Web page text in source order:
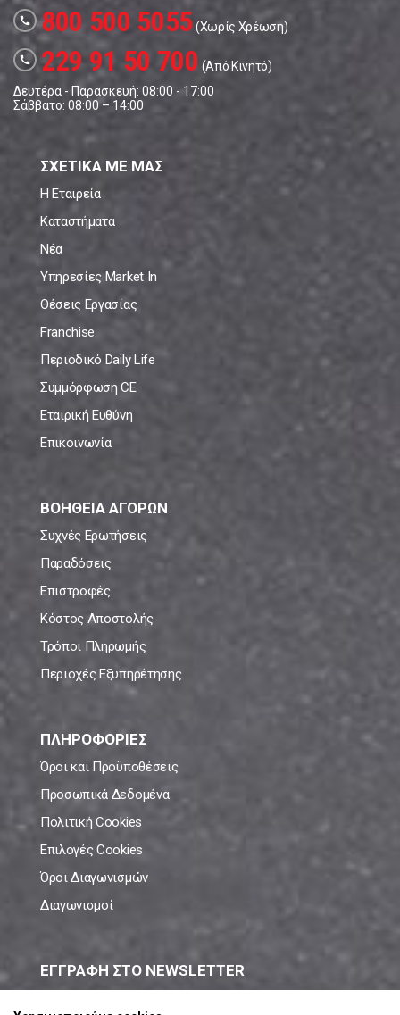
call 800 500 5055(Χωρίς Χρέωση)
call 229 91 50 700 (Από Κινητό)
Δευτέρα - Παρασκευή: 08:00 - 17:00
Σάββατο: 08:00 – 14:00
ΣΧΕΤΙΚΑ ΜΕ ΜΑΣ
Η Εταιρεία
Καταστήματα
Νέα
Υπηρεσίες Market In
Θέσεις Εργασίας
Franchise
Περιοδικό Daily Life
Συμμόρφωση CE
Εταιρική Ευθύνη
Επικοινωνία
ΒΟΗΘΕΙΑ ΑΓΟΡΩΝ
Συχνές Ερωτήσεις
Παραδόσεις
Επιστροφές
Κόστος Αποστολής
Τρόποι Πληρωμής
Περιοχές Εξυπηρέτησης
ΠΛΗΡΟΦΟΡΙΕΣ
Όροι και Προϋποθέσεις
Προσωπικά Δεδομένα
Πολιτική Cookies
Επιλογές Cookies
Όροι Διαγωνισμών
Διαγωνισμοί
ΕΓΓΡΑΦΗ ΣΤΟ NEWSLETTER